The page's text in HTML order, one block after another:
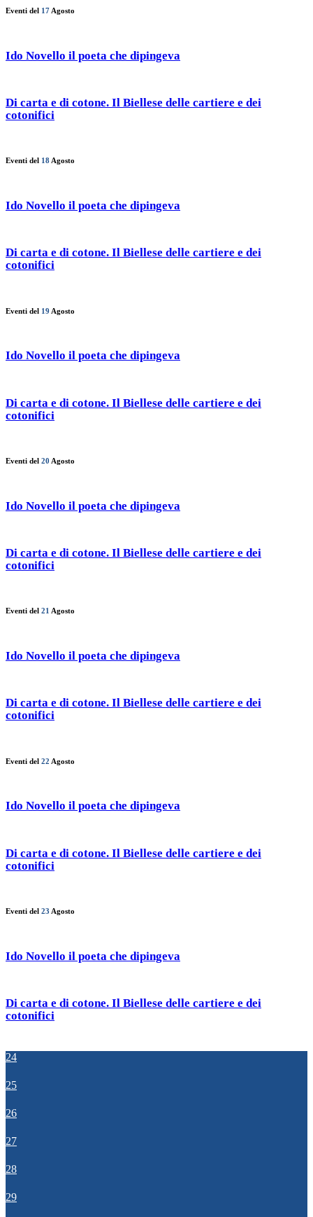
Eventi del 17 Agosto
Ido Novello il poeta che dipingeva
Di carta e di cotone. Il Biellese delle cartiere e dei
cotonifici
Eventi del 18 Agosto
Ido Novello il poeta che dipingeva
Di carta e di cotone. Il Biellese delle cartiere e dei
cotonifici
Eventi del 19 Agosto
Ido Novello il poeta che dipingeva
Di carta e di cotone. Il Biellese delle cartiere e dei
cotonifici
Eventi del 20 Agosto
Ido Novello il poeta che dipingeva
Di carta e di cotone. Il Biellese delle cartiere e dei
cotonifici
Eventi del 21 Agosto
Ido Novello il poeta che dipingeva
Di carta e di cotone. Il Biellese delle cartiere e dei
cotonifici
Eventi del 22 Agosto
Ido Novello il poeta che dipingeva
Di carta e di cotone. Il Biellese delle cartiere e dei
cotonifici
Eventi del 23 Agosto
Ido Novello il poeta che dipingeva
Di carta e di cotone. Il Biellese delle cartiere e dei
cotonifici
24
25
26
27
28
29